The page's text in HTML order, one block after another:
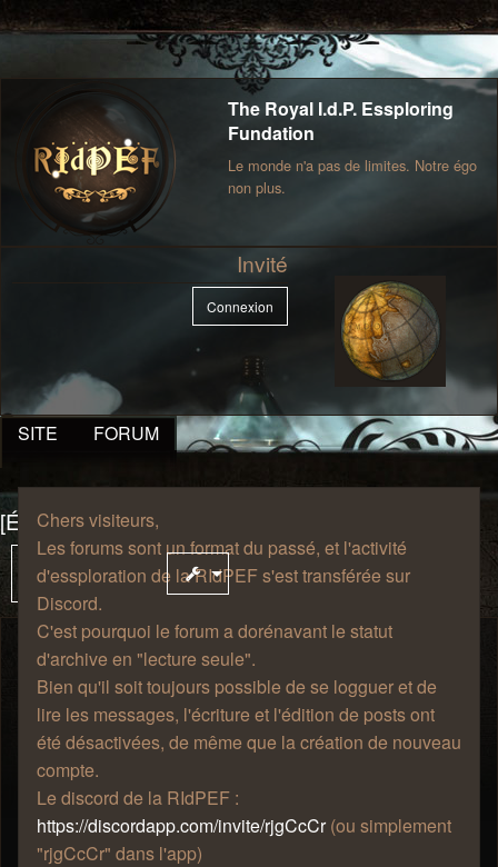
The Royal I.d.P. Essploring
Fundation
Le monde n'a pas de limites. Notre égo
non plus.
Invité
Connexion
SITE FORUM
Chers visiteurs,
Les forums sont un format du passé, et l'activité
d'essploration de la RIdPEF s'est transférée sur
Discord.
C'est pourquoi le forum a dorénavant le statut
d'archive en "lecture seule".
Bien qu'il soit toujours possible de se logguer et de
lire les messages, l'écriture et l'édition de posts ont
été désactivées, de même que la création de nouveau
compte.
Le discord de la RIdPEF :
https://discordapp.com/invite/rjgCcCr(ou simplement
"rjgCcCr" dans l'app)
[Événement] La p'tite bête qui monte, qui monte
Sujet
verrouillé
35 messages
Eléïs
Je réfléchis.
Re: [Événement] La p'tite bête qui
monte, qui monte
mar. 20 sept. 2016, 17:49